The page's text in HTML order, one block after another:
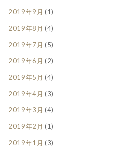
2019年9月 (1)
2019年8月 (4)
2019年7月 (5)
2019年6月 (2)
2019年5月 (4)
2019年4月 (3)
2019年3月 (4)
2019年2月 (1)
2019年1月 (3)